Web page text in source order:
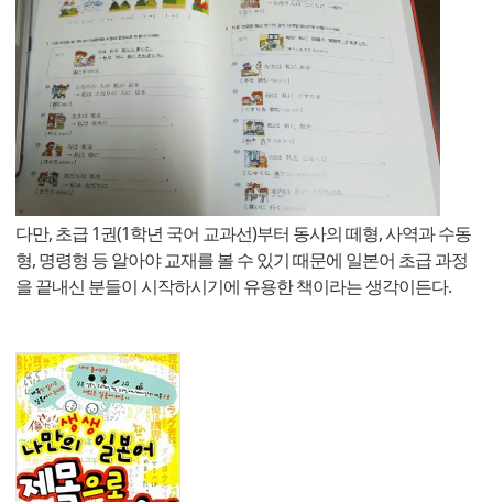
다만, 초급 1권(1학년 국어 교과선)부터 동사의 떼형, 사역과 수동
형, 명령형 등 알아야 교재를 볼 수 있기 때문에 일본어 초급 과정
을 끝내신 분들이 시작하시기에 유용한 책이라는 생각이든다.